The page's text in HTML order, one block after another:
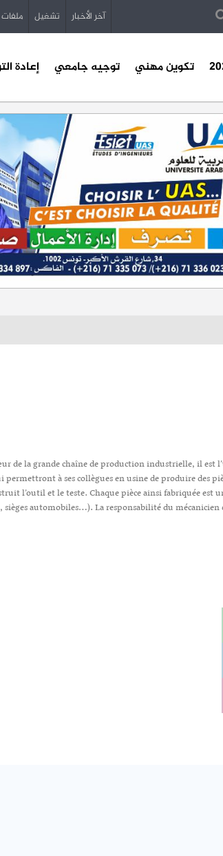
آخر الأخبار تشغيل ملفات
تكوين مهني توجيه جامعي إعادة
de la grande chaîne de production industrielle, il est
permettront à ses collègues en usine de produire des
l’outil et le teste. Chaque pièce ainsi fabriquée
sièges automobiles…). La responsabilité du